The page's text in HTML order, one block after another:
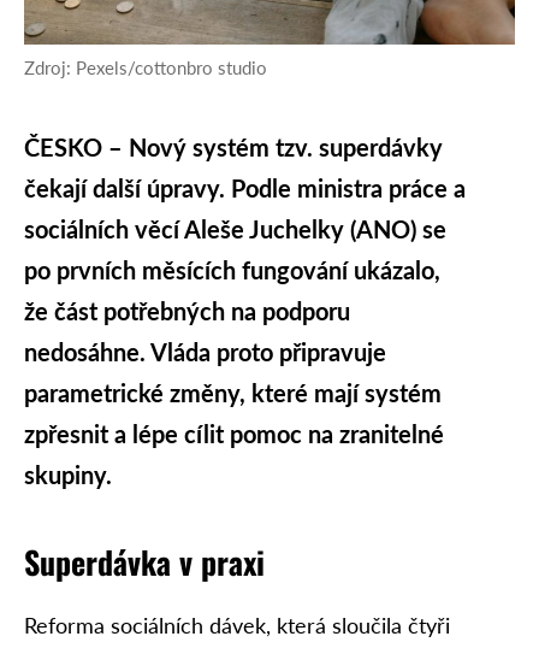
Zdroj: Pexels/cottonbro studio
ČESKO – Nový systém tzv. superdávky
čekají další úpravy. Podle ministra práce a
sociálních věcí Aleše Juchelky (ANO) se
po prvních měsících fungování ukázalo,
že část potřebných na podporu
nedosáhne. Vláda proto připravuje
parametrické změny, které mají systém
zpřesnit a lépe cílit pomoc na zranitelné
skupiny.
Superdávka v praxi
Reforma sociálních dávek, která sloučila čtyři